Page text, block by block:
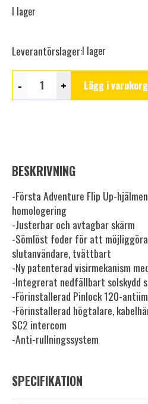
I lager
Leverantörslager:I lager
- + Lägg i varukorg
BESKRIVNING
-Första Adventure Flip Up-
homologering
-Justerbar och avtagbar skärm
-Sömlöst foder för att
slutanvändare, tvättbart
-Ny patenterad visirmekanism
-Integrerat nedfällbart solskydd
-Förinstallerad Pinlock 120-
-Förinstallerad högtalare,
SC2 intercom
-Anti-rullningssystem
SPECIFIKATION